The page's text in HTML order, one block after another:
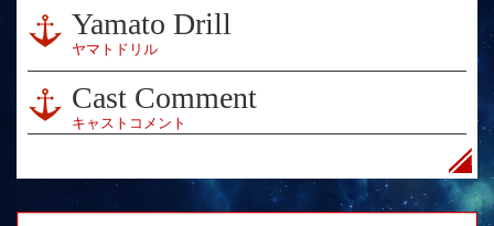
Yamato Drill
ヤマトドリル
Cast Comment
キャストコメント